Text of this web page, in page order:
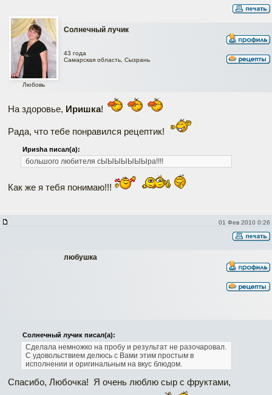
Солнечный лучик
Любовь
43 года
Самарская область, Сызрань
На здоровье, Иришка!
Рада, что тебе понравился рецептик!
Ириshа писал(а):
большого любителя сЫЫЫЫЫЫЫра!!!!
Как же я тебя понимаю!!!
01 Фев 2010 0:26
любушка
Солнечный лучик писал(а):
Сделала немножко на пробу и результат не разочаровал.
С удовольствием делюсь с Вами этим простым в
исполнении и оригинальным на вкус блюдом.
Спасибо, Любочка! Я очень люблю сыр с фруктами,